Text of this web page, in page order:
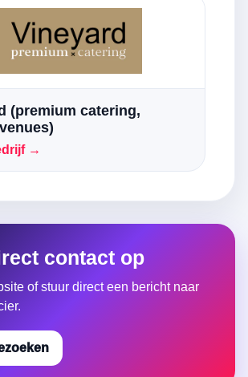
(premium catering,
→
contact op
of stuur direct een bericht naar